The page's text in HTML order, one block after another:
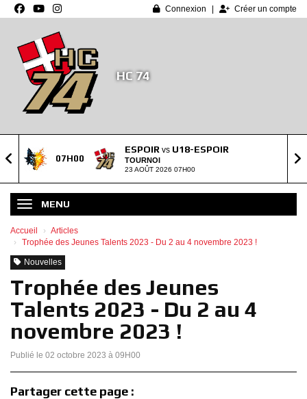
Connexion Créer un compte
HC 74
07H00
ESPOIR vs U18-ESPOIR
TOURNOI
23 AOÛT 2026 07H00
MENU
Accueil
Articles
Trophée des Jeunes Talents 2023 - Du 2 au 4 novembre 2023 !
Nouvelles
Trophée des Jeunes
Talents 2023 - Du 2 au 4
novembre 2023 !
Publié le 02 octobre 2023 à 09H00
Partager cette page :
Panneau de gestion des cookies